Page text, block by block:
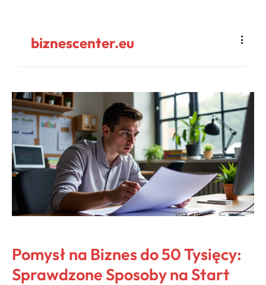
biznescenter.eu
Pomysł na Biznes do 50 Tysięcy:
Sprawdzone Sposoby na Start